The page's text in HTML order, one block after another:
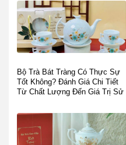
Bộ Trà Bát Tràng Có Thực Sự
Tốt Không? Đánh Giá Chi Tiết
Từ Chất Lượng Đến Giá Trị Sử